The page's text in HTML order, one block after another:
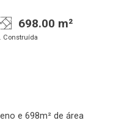
698.00 m²
Construída
e 698m² de área